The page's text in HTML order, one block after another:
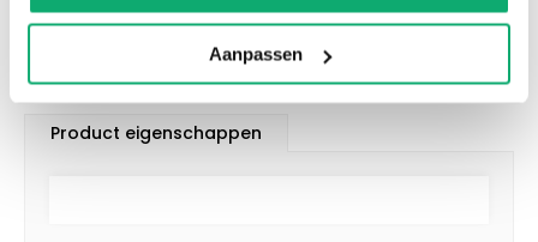
Aanpassen
wat tegels als reserve te houden als er een keer
Product eigenschappen